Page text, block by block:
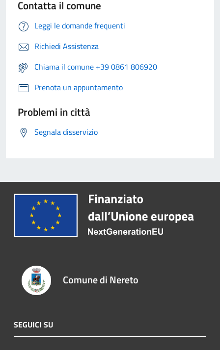
Contatta il comune
Leggi le domande frequenti
Richiedi Assistenza
Chiama il comune +39 0861 806920
Prenota un appuntamento
Problemi in città
Segnala disservizio
Comune di Nereto
SEGUICI SU